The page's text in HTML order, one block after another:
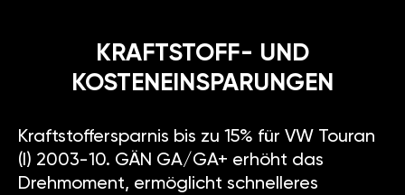
KRAFTSTOFF- UND
KOSTENEINSPARUNGEN
Kraftstoffersparnis bis zu 15% für VW Touran
(I) 2003-10. GÄN GA/GA+ erhöht das
Drehmoment, ermöglicht schnelleres